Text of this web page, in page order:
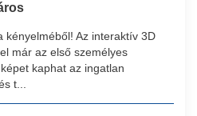
kényelméből! Az interaktív 3D
már az első személyes
kaphat az ingatlan
t...